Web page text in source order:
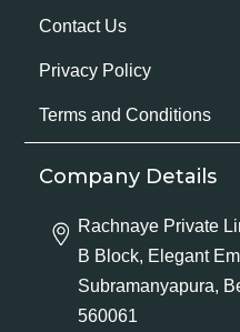
Contact Us
Privacy Policy
Terms and Conditions
Company Details
Rachnaye Private
B Block, Elegant
Subramanyapura,
560061